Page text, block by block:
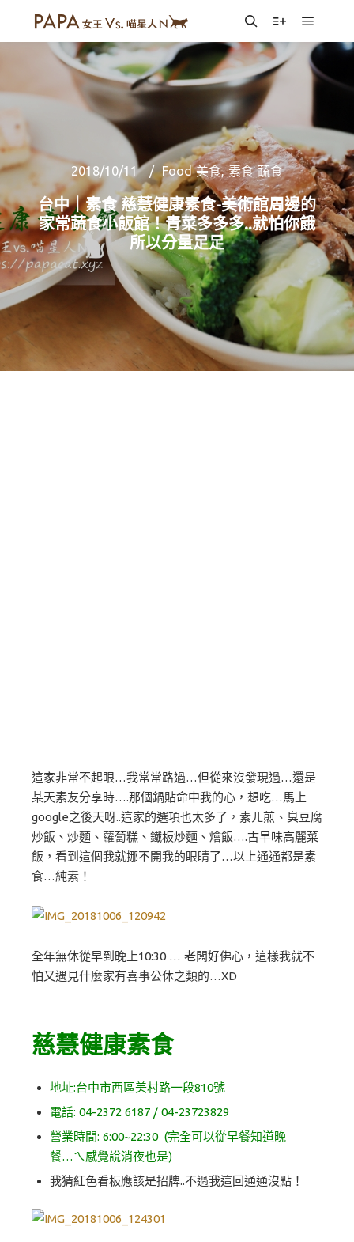
SearchMore info
Main
2018/10/11 Food 美食,素食 蔬食
台中｜素食 慈慧健康素食-美術館周邊的
家常蔬食小飯館！青菜多多多..就怕你餓
所以分量足足
這家非常不起眼…我常常路過…但從來沒發現過…還是
某天素友分享時….那個鍋貼命中我的心，想吃…馬上
google之後天呀..這家的選項也太多了，素ㄦ煎、臭豆腐
炒飯、炒麵、蘿蔔糕、鐵板炒麵、燴飯….古早味高麗菜
飯，看到這個我就挪不開我的眼睛了…以上通通都是素
食…純素！
全年無休從早到晚上10:30 … 老闆好佛心，這樣我就不
怕又遇見什麼家有喜事公休之類的…XD
慈慧健康素食
地址:台中市西區美村路一段810號
電話: 04-2372 6187 / 04-23723829
營業時間: 6:00~22:30 (完全可以從早餐知道晚
餐…ㄟ感覺說消夜也是)
我猜紅色看板應該是招牌..不過我這回通通沒點！